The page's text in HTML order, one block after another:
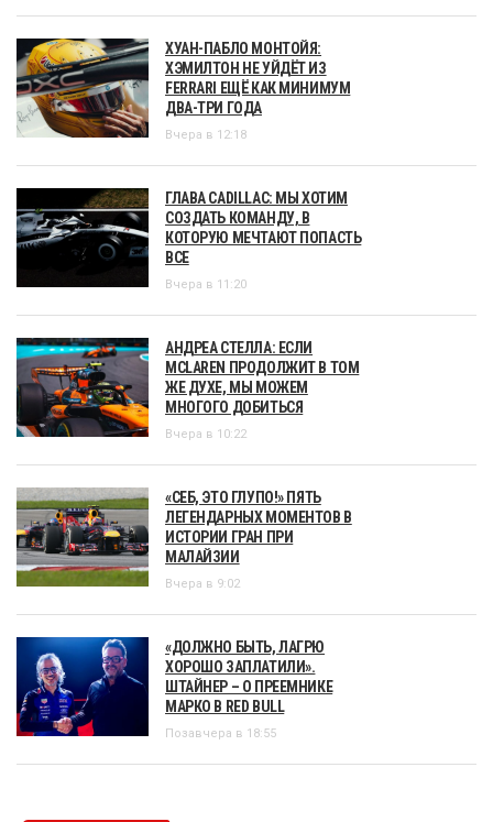
ХУАН-ПАБЛО МОНТОЙЯ:
ХЭМИЛТОН НЕ УЙДЁТ ИЗ
FERRARI ЕЩЁ КАК МИНИМУМ
ДВА-ТРИ ГОДА
Вчера в 12:18
ГЛАВА CADILLAC: МЫ ХОТИМ
СОЗДАТЬ КОМАНДУ, В
КОТОРУЮ МЕЧТАЮТ ПОПАСТЬ
ВСЕ
Вчера в 11:20
АНДРЕА СТЕЛЛА: ЕСЛИ
MCLAREN ПРОДОЛЖИТ В ТОМ
ЖЕ ДУХЕ, МЫ МОЖЕМ
МНОГОГО ДОБИТЬСЯ
Вчера в 10:22
«СЕБ, ЭТО ГЛУПО!» ПЯТЬ
ЛЕГЕНДАРНЫХ МОМЕНТОВ В
ИСТОРИИ ГРАН ПРИ
МАЛАЙЗИИ
Вчера в 9:02
«ДОЛЖНО БЫТЬ, ЛАГРЮ
ХОРОШО ЗАПЛАТИЛИ».
ШТАЙНЕР – О ПРЕЕМНИКЕ
МАРКО В RED BULL
Позавчера в 18:55